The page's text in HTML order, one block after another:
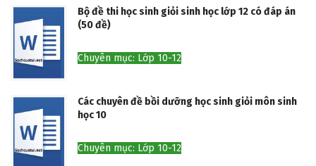
Bộ đề thi học sinh giỏi sinh học lớp 12 có đáp án
(50 đề)
Chuyên mục: Lớp 10-12
Các chuyên đề bồi dưỡng học sinh giỏi môn sinh
học 10
Chuyên mục: Lớp 10-12